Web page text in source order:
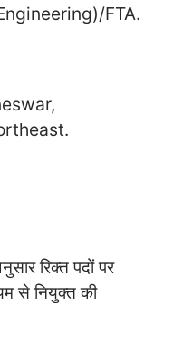
FTA.
रिक्त पदों पर
से नियुक्त की